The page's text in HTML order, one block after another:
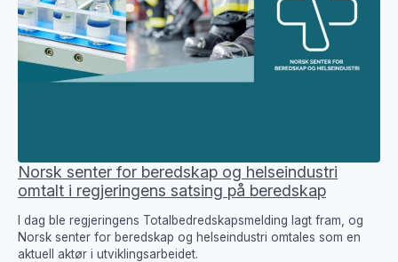
Norsk senter for beredskap og helseindustri
omtalt i regjeringens satsing på beredskap
I dag ble regjeringens Totalbedredskapsmelding lagt fram, og
Norsk senter for beredskap og helseindustri omtales som en
aktuell aktør i utviklingsarbeidet.